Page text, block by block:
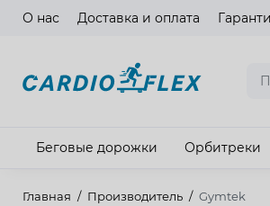
О нас Доставка и оплата
Беговые дорожки Орбитреки
Главная Производитель Gymtek